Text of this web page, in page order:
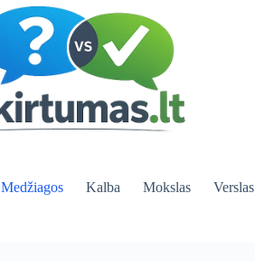
Medžiagos Kalba Mokslas Verslas